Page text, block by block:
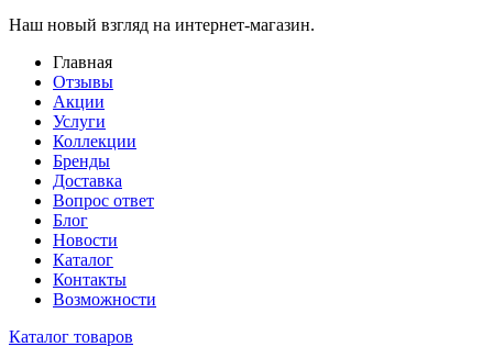
Наш новый взгляд на интернет-магазин.
Главная
Отзывы
Акции
Услуги
Коллекции
Бренды
Доставка
Вопрос ответ
Блог
Новости
Каталог
Контакты
Возможности
Каталог товаров